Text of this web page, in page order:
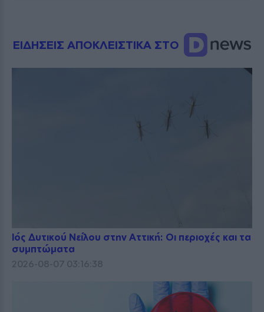
ΕΙΔΗΣΕΙΣ ΑΠΟΚΛΕΙΣΤΙΚΑ ΣΤΟ
Ιός Δυτικού Νείλου στην Αττική: Οι περιοχές και τα
συμπτώματα
2026-08-07 03:16:38